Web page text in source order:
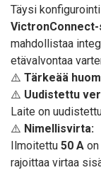
Täysi
mahdollistaa
etävalvontaa
⚠️ Tärkeää
⚠️ Uudistettu
Laite on
⚠️ Nimellisvirta:
Ilmoitettu 50 A
rajoittaa virtaa